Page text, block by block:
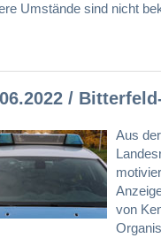
Umstände sind nicht
/
Aus
von